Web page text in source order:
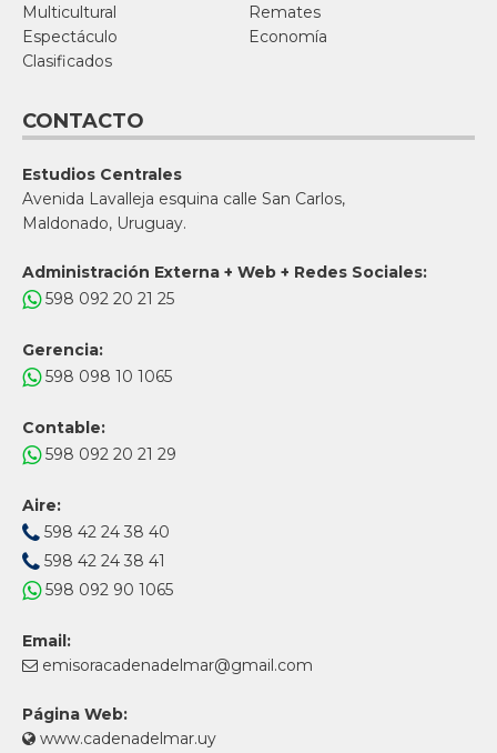
Multicultural
Remates
Espectáculo
Economía
Clasificados
CONTACTO
Estudios Centrales
Avenida Lavalleja esquina calle San Carlos,
Maldonado, Uruguay.
Administración Externa + Web + Redes Sociales:
598 092 20 21 25
Gerencia:
598 098 10 1065
Contable:
598 092 20 21 29
Aire:
598 42 24 38 40
598 42 24 38 41
598 092 90 1065
Email:
emisoracadenadelmar@gmail.com
Página Web:
www.cadenadelmar.uy